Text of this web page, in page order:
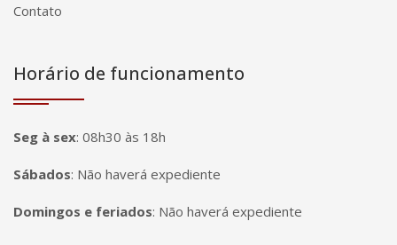
Contato
Horário de funcionamento
Seg à sex: 08h30 às 18h
Sábados: Não haverá expediente
Domingos e feriados: Não haverá expediente